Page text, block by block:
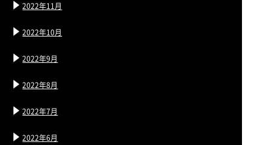
2022年11月
2022年10月
2022年9月
2022年8月
2022年7月
2022年6月